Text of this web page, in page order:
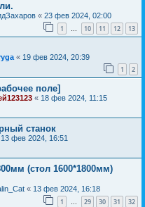
« 23 фев 2024, 02:00
1 … 10 11 12 13
« 19 фев 2024, 20:39
1 2
поле]
« 18 фев 2024, 11:15
станок
13 фев 2024, 16:51
(стол 1600*1800мм)
« 13 фев 2024, 16:18
1 … 29 30 31 32